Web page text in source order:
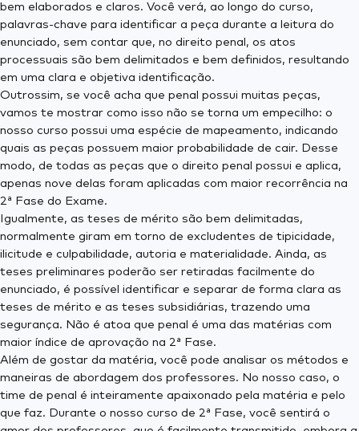
bem elaborados e claros. Você verá, ao longo do curso,
palavras-chave para identificar a peça durante a leitura do
enunciado, sem contar que, no direito penal, os atos
processuais são bem delimitados e bem definidos, resultando
em uma clara e objetiva identificação.
Outrossim, se você acha que penal possui muitas peças,
vamos te mostrar como isso não se torna um empecilho: o
nosso curso possui uma espécie de mapeamento, indicando
quais as peças possuem maior probabilidade de cair. Desse
modo, de todas as peças que o direito penal possui e aplica,
apenas nove delas foram aplicadas com maior recorrência na
2ª Fase do Exame.
Igualmente, as teses de mérito são bem delimitadas,
normalmente giram em torno de excludentes de tipicidade,
ilicitude e culpabilidade, autoria e materialidade. Ainda, as
teses preliminares poderão ser retiradas facilmente do
enunciado, é possível identificar e separar de forma clara as
teses de mérito e as teses subsidiárias, trazendo uma
segurança. Não é atoa que penal é uma das matérias com
maior índice de aprovação na 2ª Fase.
Além de gostar da matéria, você pode analisar os métodos e
maneiras de abordagem dos professores. No nosso caso, o
time de penal é inteiramente apaixonado pela matéria e pelo
que faz. Durante o nosso curso de 2ª Fase, você sentirá o